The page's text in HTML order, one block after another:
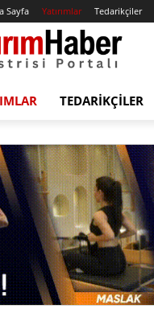
Sayfa Yatırımlar Tedarikçiler
TEDARIKÇILER